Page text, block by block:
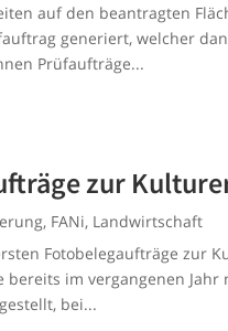
auf den beantragten
generiert, welcher
Prüfaufträge...
zur
, FANi, Landwirtschaft
Fotobelegaufträge zur
bereits im vergangenen
bei...